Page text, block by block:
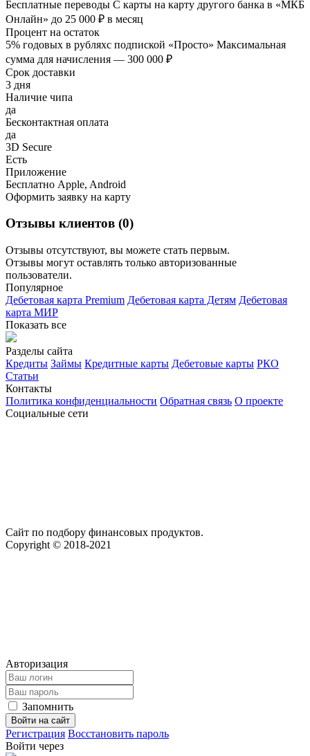
Бесплатные переводы С карты на карту другого банка в «МКБ
Онлайн» до 25 000 ₽ в месяц
Процент на остаток
5% годовых в рубляхс подпиской «Просто» Максимальная
сумма для начисления — 300 000 ₽
Срок доставки
3 дня
Наличие чипа
да
Бесконтактная оплата
да
3D Secure
Есть
Приложение
Бесплатно Apple, Android
Оформить заявку на карту
Отзывы клиентов (0)
Отзывы отсутствуют, вы можете стать первым.
Отзывы могут оставлять только авторизованные
пользователи.
Популярное
Дебетовая карта Premium Дебетовая карта Детям Дебетовая
карта МИР
Показать все
Разделы сайта
Кредиты Займы Кредитные карты Дебетовые карты РКО
Статьи
Контакты
Политика конфиденциальности Обратная связь О проекте
Социальные сети
Сайт по подбору финансовых продуктов.
Copyright © 2018-2021
Авторизация
Запомнить
Войти на сайт
Регистрация Восстановить пароль
Войти через